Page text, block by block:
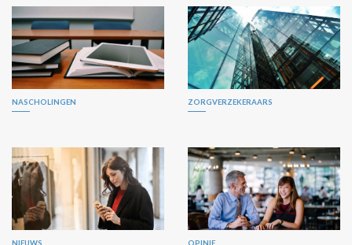
NASCHOLINGEN ZORGVERZEKERAARS
NIEUWS OPINIE